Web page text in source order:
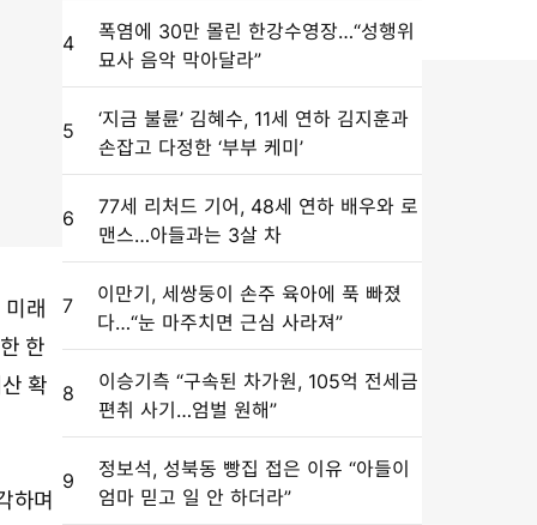
래
한
확
하며
4
폭염에 30만 몰린 한강수영장…“성행위
묘사 음악 막아달라”
5
‘지금 불륜’ 김혜수, 11세 연하 김지훈과
손잡고 다정한 ‘부부 케미’
6
77세 리처드 기어, 48세 연하 배우와 로
맨스…아들과는 3살 차
7
이만기, 세쌍둥이 손주 육아에 푹 빠졌
다…“눈 마주치면 근심 사라져”
8
이승기측 “구속된 차가원, 105억 전세금
편취 사기…엄벌 원해”
9
정보석, 성북동 빵집 접은 이유 “아들이
엄마 믿고 일 안 하더라”